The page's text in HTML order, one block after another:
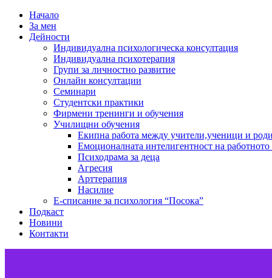
Начало
За мен
Дейности
Индивидуална психологическа консултация
Индивидуална психотерапия
Групи за личностно развитие
Онлайн консултации
Семинари
Студентски практики
Фирмени тренинги и обучения
Училищни обучения
Екипна работа между учители,ученици и
Емоционалната интелигентност на работното
Психодрама за деца
Агресия
Арттерапия
Насилие
Е-списание за психология “Посока”
Подкаст
Новини
Контакти